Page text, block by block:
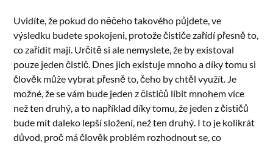
Uvidíte, že pokud do něčeho takového půjdete, ve
výsledku budete spokojeni, protože čističe zařídí přesně to,
co zařídit mají. Určitě si ale nemyslete, že by existoval
pouze jeden čistič. Dnes jich existuje mnoho a díky tomu si
člověk může vybrat přesně to, čeho by chtěl využít. Je
možné, že se vám bude jeden z čističů líbit mnohem více
než ten druhý, a to například díky tomu, že jeden z čističů
bude mít daleko lepší složení, než ten druhý. I to je kolikrát
důvod, proč má člověk problém rozhodnout se, co